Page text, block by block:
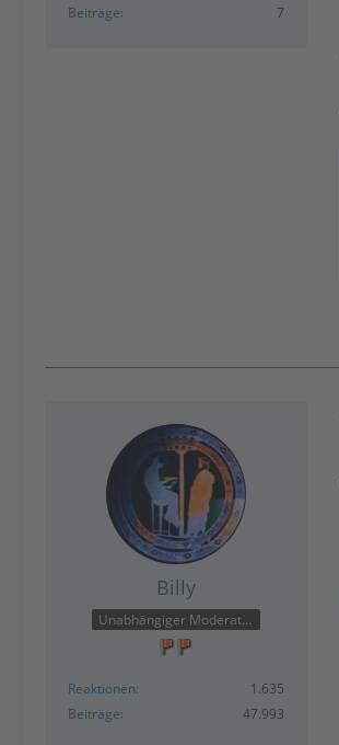
Beiträge 7
Billy
Unabhängiger Moderator
Reaktionen
1.635
Beiträge
47.993